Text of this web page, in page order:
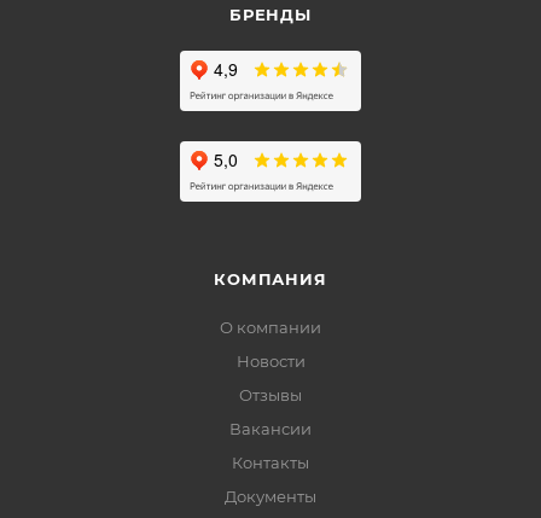
БРЕНДЫ
КОМПАНИЯ
О компании
Новости
Отзывы
Вакансии
Контакты
Документы